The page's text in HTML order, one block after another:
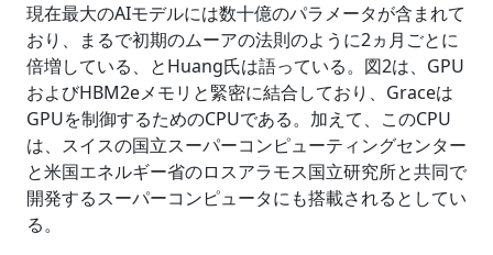
現在最大のAIモデルには数十億のパラメータが含まれて
おり、まるで初期のムーアの法則のように2ヵ月ごとに
倍増している、とHuang氏は語っている。図2は、GPU
およびHBM2eメモリと緊密に結合しており、Graceは
GPUを制御するためのCPUである。加えて、このCPU
は、スイスの国立スーパーコンピューティングセンター
と米国エネルギー省のロスアラモス国立研究所と共同で
開発するスーパーコンピュータにも搭載されるとしてい
る。